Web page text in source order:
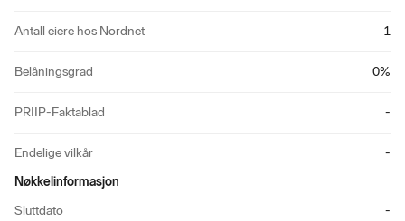
Antall eiere hos Nordnet 1
Belåningsgrad 0%
PRIIP-Faktablad -
Endelige vilkår
-
Nøkkelinformasjon
Sluttdato
-